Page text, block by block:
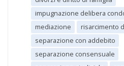
impugnazione delibera
mediazione
risarcimento
separazione con addebito
separazione consensuale